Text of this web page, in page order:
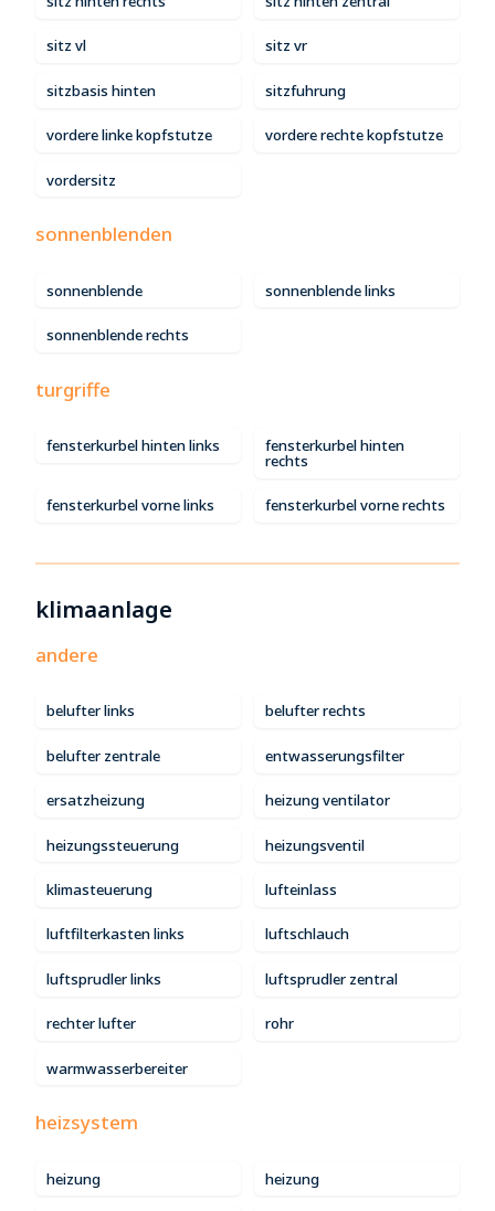
sitz vl sitz vr
sitzbasis hinten sitzfuhrung
vordere linke kopfstutze vordere rechte kopfstutze
vordersitz
sonnenblenden
sonnenblende sonnenblende links
sonnenblende rechts
turgriffe
fensterkurbel hinten links fensterkurbel hinten
rechts
fensterkurbel vorne links fensterkurbel vorne rechts
klimaanlage
andere
belufter links belufter rechts
belufter zentrale entwasserungsfilter
ersatzheizung heizung ventilator
heizungssteuerung heizungsventil
klimasteuerung lufteinlass
luftfilterkasten links luftschlauch
luftsprudler links luftsprudler zentral
rechter lufter rohr
warmwasserbereiter
heizsystem
heizung heizung